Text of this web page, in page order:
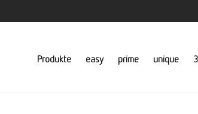
Produkte easy prime unique